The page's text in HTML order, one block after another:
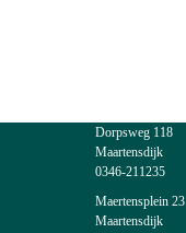
Dorpsweg 118
Maartensdijk
0346-211235
Maertensplein 23
Maartensdijk